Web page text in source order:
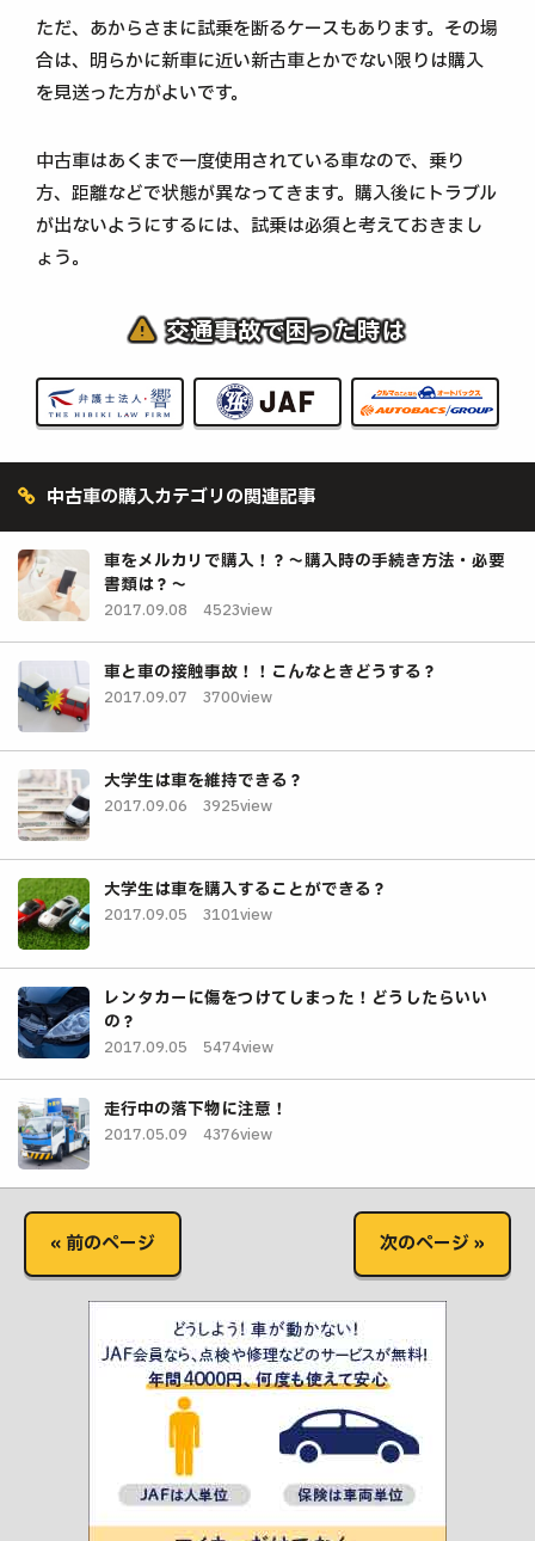
ただ、あからさまに試乗を断るケースもあります。その場
合は、明らかに新車に近い新古車とかでない限りは購入
を見送った方がよいです。
中古車はあくまで一度使用されている車なので、乗り
方、距離などで状態が異なってきます。購入後にトラブル
が出ないようにするには、試乗は必須と考えておきまし
ょう。
交通事故で困った時は
中古車の購入カテゴリの関連記事
車をメルカリで購入！？～購入時の手続き方法・必要
書類は？～
2017.09.08 4523view
車と車の接触事故！！こんなときどうする？
2017.09.07 3700view
大学生は車を維持できる？
2017.09.06 3925view
大学生は車を購入することができる？
2017.09.05 3101view
レンタカーに傷をつけてしまった！どうしたらいい
の？
2017.09.05 5474view
走行中の落下物に注意！
2017.05.09 4376view
« 前のページ 次のページ »